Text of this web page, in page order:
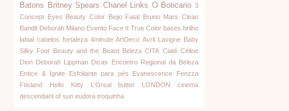
Batons
Britney Spears Chanel Links O Boticario 3
Concept Eyes Beauty Color Beijo Fatal Bruno Mars Clean
Bandit Deborah Milano Evento Face It True Color bases brilho
labial cabelos fortaleza 4minute ArtDeco Avril Lavigne Baby
Silky Foot Beauty and the Beast Beleza CITA Ciaté Céline
Dion Deborah Lippman Dicas
Encontro Regional da Beleza
Entice & Ignite
Esfoliante para pés Evanescence
Fenzza
Ftisland
Hello Kitty L'Oreal butter LONDON
cinema
descendant of sun eudora troquinha